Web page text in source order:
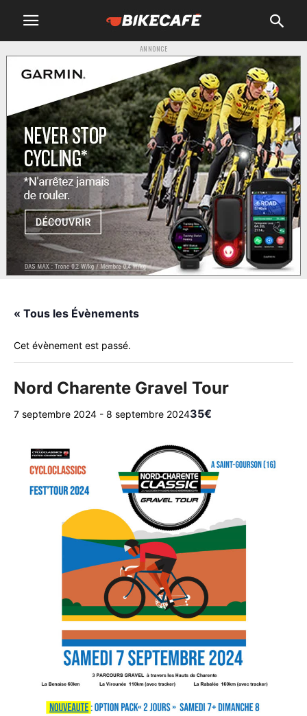
ANNONCE
« Tous les Évènements
Cet évènement est passé.
Nord Charente Gravel Tour
7 septembre 2024 - 8 septembre 202435€